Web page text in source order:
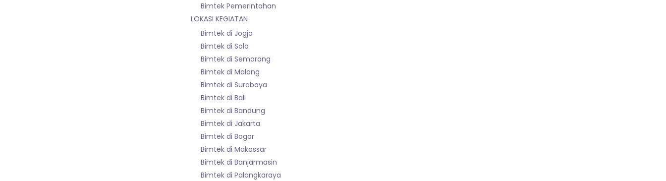
Bimtek Pemerintahan
LOKASI KEGIATAN
Bimtek di Jogja
Bimtek di Solo
Bimtek di Semarang
Bimtek di Malang
Bimtek di Surabaya
Bimtek di Bali
Bimtek di Bandung
Bimtek di Jakarta
Bimtek di Bogor
Bimtek di Makassar
Bimtek di Banjarmasin
Bimtek di Palangkaraya